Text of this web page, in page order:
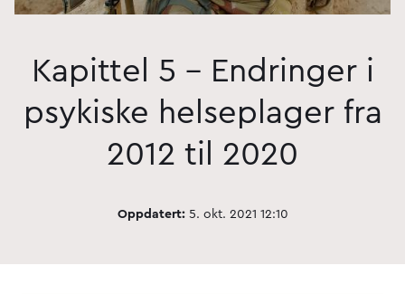
Kapittel 5 - Endringer i
psykiske helseplager fra
2012 til 2020
Oppdatert:5. okt. 2021 12:10